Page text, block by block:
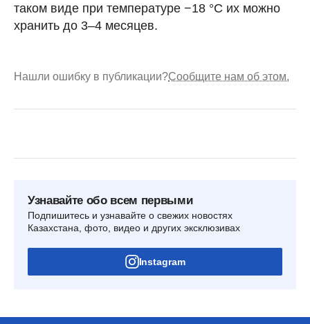
таком виде при температуре −18 °C их можно
хранить до 3–4 месяцев.
Нашли ошибку в публикации?Сообщите нам об этом.
Узнавайте обо всем первыми
Подпишитесь и узнавайте о свежих новостях
Казахстана, фото, видео и других эксклюзивах
Instagram